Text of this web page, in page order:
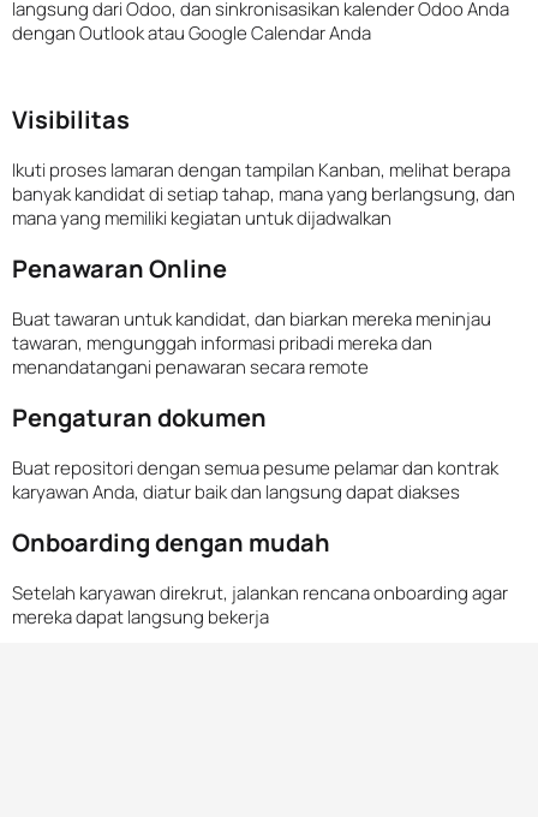
langsung dari Odoo, dan sinkronisasikan kalender Odoo Anda
dengan Outlook atau Google Calendar Anda
Visibilitas
Ikuti proses lamaran dengan tampilan Kanban, melihat berapa
banyak kandidat di setiap tahap, mana yang berlangsung, dan
mana yang memiliki kegiatan untuk dijadwalkan
Penawaran Online
Buat tawaran untuk kandidat, dan biarkan mereka meninjau
tawaran, mengunggah informasi pribadi mereka dan
menandatangani penawaran secara remote
Pengaturan dokumen
Buat repositori dengan semua pesume pelamar dan kontrak
karyawan Anda, diatur baik dan langsung dapat diakses
Onboarding dengan mudah
Setelah karyawan direkrut, jalankan rencana onboarding agar
mereka dapat langsung bekerja